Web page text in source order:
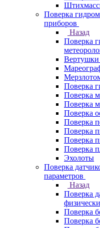
Поверка
приборов
Назад
Поверка
Вертушки
Поверка
Поверка
Поверка
Поверка
Поверка
Поверка
Поверка
Поверка
Эхолоты
Поверка
параметров
Назад
Поверка
Поверка
Поверка